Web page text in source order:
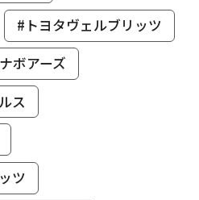
#トヨタヴェルブリッツ
ボアーズ
ス
ツ